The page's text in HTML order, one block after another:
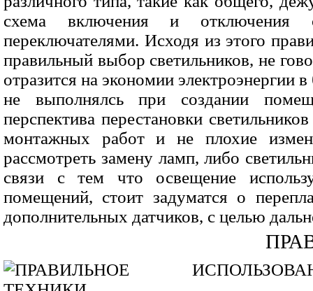
схема включения и отключения
переключателями. Исходя из этого
правильный выбор светильников, не
отразится на экономии электроэнергии
не выполнялсь при создании
перспектива перестановки
монтажных работ и не плохие
рассмотреть замену ламп, либо
связи с тем что освещение
помещений, стоит задуматся о
дополнительных датчиков, с целью